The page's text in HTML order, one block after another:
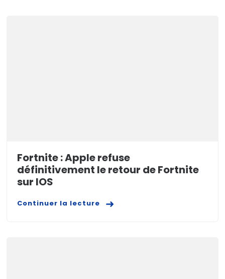
Fortnite : Apple refuse
définitivement le retour de Fortnite
sur IOS
Continuer la lecture